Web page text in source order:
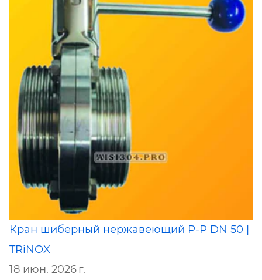
Кран шиберный нержавеющий Р-Р DN 50 |
TRiNOX
18 июн. 2026 г.